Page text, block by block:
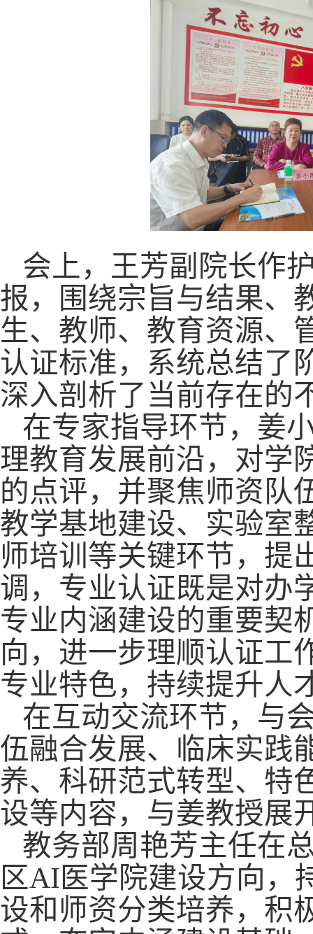
会上，王芳副院长作
报，围绕宗旨与结果、
生、教师、教育资源、
认证标准，系统总结了
深入剖析了当前存在的
在专家指导环节，姜
理教育发展前沿，对学
的点评，并聚焦师资队
教学基地建设、实验室
师培训等关键环节，提
调，专业认证既是对办
专业内涵建设的重要契
向，进一步理顺认证工
专业特色，持续提升人
在互动交流环节，与
伍融合发展、临床实践
养、科研范式转型、特
设等内容，与姜教授展
教务部周艳芳主任在
区AI医学院建设方向，
设和师资分类培养，积